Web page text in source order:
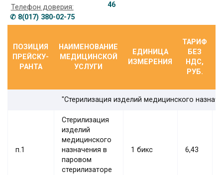
Телефон доверия:
✆ 8(017) 380-02-75
46
ПОЗИЦИЯ
ПРЕЙСКУ-
РАНТА
НАИМЕНОВАНИЕ
МЕДИЦИНСКОЙ
УСЛУГИ
ЕДИНИЦА
ИЗМЕРЕНИЯ
ТАРИФ
БЕЗ
НДС,
РУБ.
"Стерилизация изделий медицинского
п.1
Стерилизация
изделий
медицинского
назначения в
паровом
стерилизаторе
1 бикс 6,43